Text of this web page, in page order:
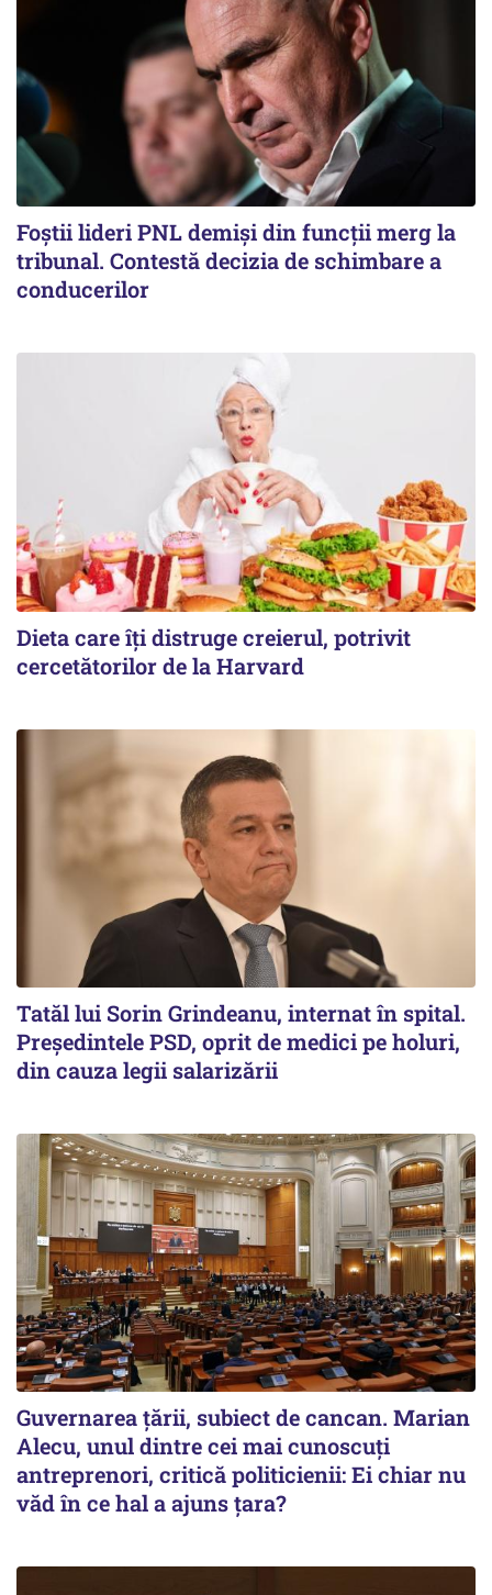
Foștii lideri PNL demiși din funcții merg la
tribunal. Contestă decizia de schimbare a
conducerilor
Dieta care îți distruge creierul, potrivit
cercetătorilor de la Harvard
Tatăl lui Sorin Grindeanu, internat în spital.
Preşedintele PSD, oprit de medici pe holuri,
din cauza legii salarizării
Guvernarea ţării, subiect de cancan. Marian
Alecu, unul dintre cei mai cunoscuţi
antreprenori, critică politicienii: Ei chiar nu
văd în ce hal a ajuns ţara?